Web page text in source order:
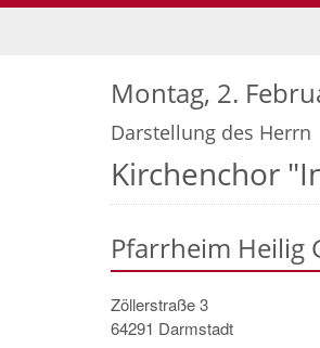
Kirchenchor
Montag, 2.
Darstellung des Herrn
Pfarrheim Heilig
Zöllerstraße 3
64291 Darmstadt